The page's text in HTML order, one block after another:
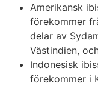
Amerikansk
förekommer
delar av
Västindien,
Indonesisk
förekommer i